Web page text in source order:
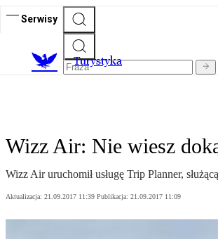
Serwisy
Turystyka
Wizz Air: Nie wiesz
Wizz Air uruchomił usługę Trip Planner,
Aktualizacja: 21.09.2017 11:39 Publikacja: 21.09.2017 11:09